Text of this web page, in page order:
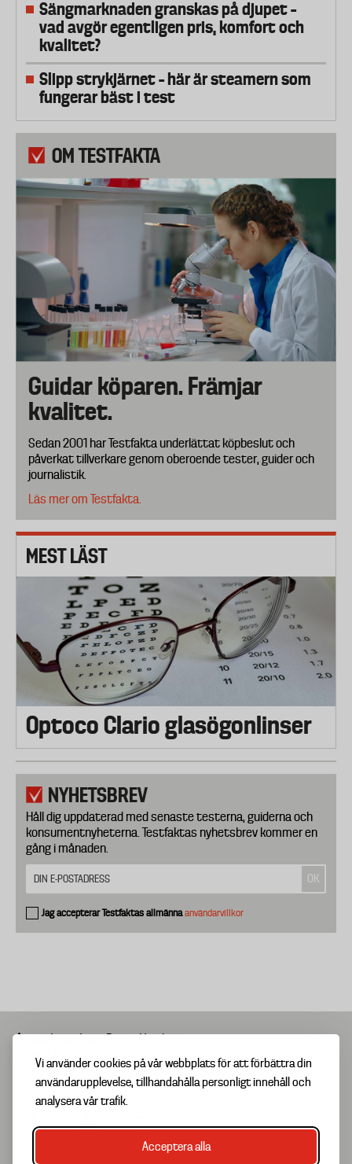
Vi använder cookies på vår webbplats för att förbättra din
användarupplevelse, tillhandahålla personligt innehåll och
analysera vår trafik.
Acceptera alla
Sängmarknaden granskas på djupet –
vad avgör egentligen pris, komfort och
kvalitet?
Slipp strykjärnet – här är steamern som
fungerar bäst i test
OM TESTFAKTA
Guidar köparen. Främjar
kvalitet.
Sedan 2001 har Testfakta underlättat köpbeslut och
påverkat tillverkare genom oberoende tester, guider och
journalistik.
Läs mer om Testfakta.
MEST LÄST
Optoco Clario glasögonlinser
NYHETSBREV
Håll dig uppdaterad med senaste testerna, guiderna och
konsumentnyheterna. Testfaktas nyhetsbrev kommer en
gång i månaden.
Jag accepterar Testfaktas allmännaanvändarvillkor
Ansvarig utgivareBengt Vernberg
Adress
Drottninggatan 81A, 111 60 Stockholm
© Copyright 2025 Testfakta